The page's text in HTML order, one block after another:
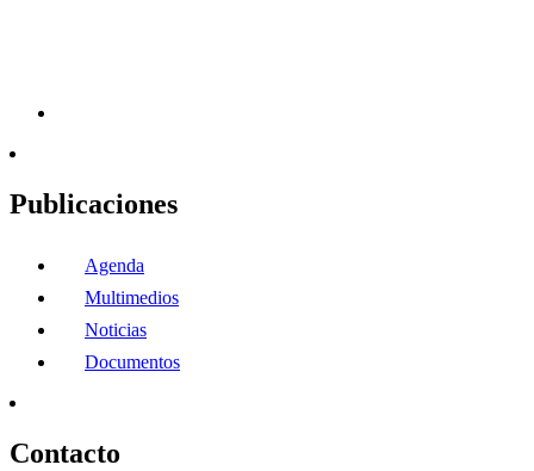
Publicaciones
Agenda
Multimedios
Noticias
Documentos
Contacto